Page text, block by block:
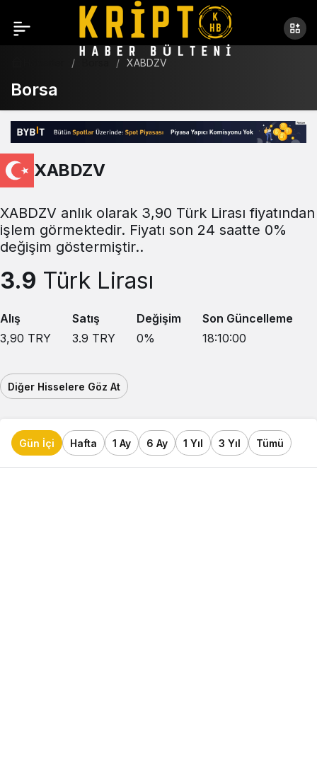
XABDZV
Borsa
XABDZV
XABDZV anlık olarak 3,90 Türk Lirası fiyatından
işlem görmektedir. Fiyatı son 24 saatte 0%
değişim göstermiştir..
3.9 Türk Lirası
Alış
3,90 TRY
Satış
3.9 TRY
Değişim
0%
Son Güncelleme
18:10:00
Diğer Hisselere Göz At
Gün İçi Hafta 1 Ay 6 Ay 1 Yıl 3 Yıl Tümü